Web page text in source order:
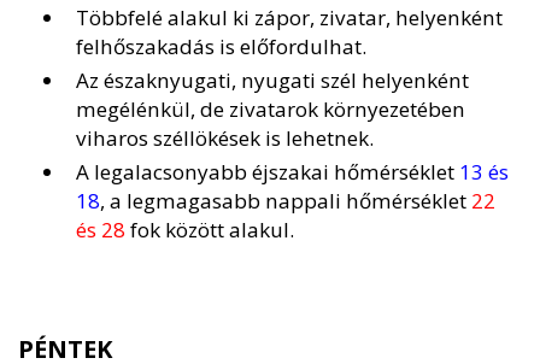
Többfelé alakul ki zápor, zivatar, helyenként
felhőszakadás is előfordulhat.
Az északnyugati, nyugati szél helyenként
megélénkül, de zivatarok környezetében
viharos széllökések is lehetnek.
A legalacsonyabb éjszakai hőmérséklet 13 és
18, a legmagasabb nappali hőmérséklet 22
és 28 fok között alakul.
PÉNTEK